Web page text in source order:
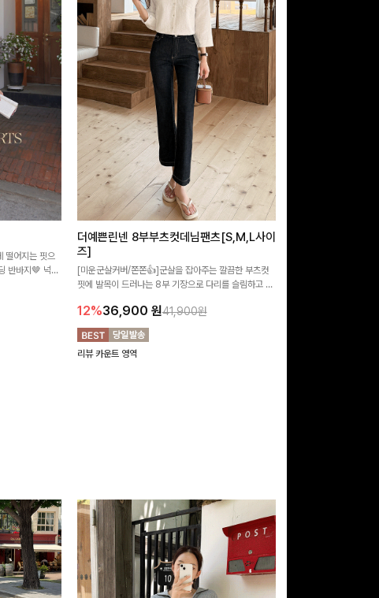
떨어지는 핏으
반바지🤎 넉넉
더예쁜린넨 8부부츠컷데님팬츠[S,M,L사이
즈]
[미운군살커버/쫀쫀👍]군살을 잡아주는 깔끔한 부츠컷
핏에 발목이 드러나는 8부 기장으로 다리를 슬림하고 길
요~!
12%36,900 원41,900원
리뷰 카운트 영역